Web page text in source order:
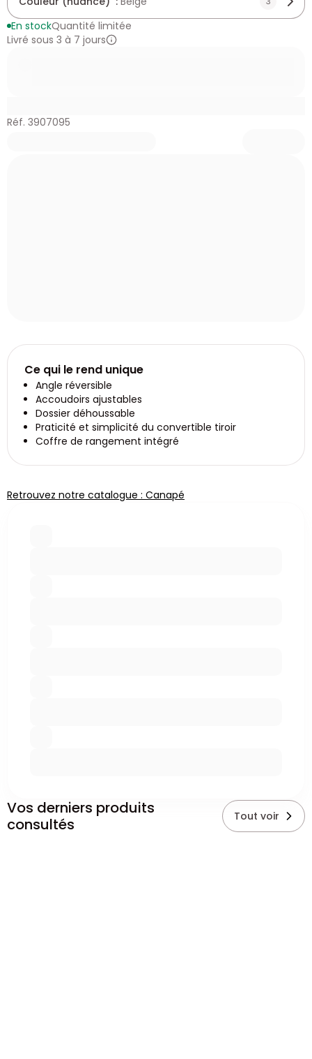
En stockQuantité limitée
Livré sous 3 à 7 jours
Réf. 3907095
Ce qui le rend unique
Angle réversible
Accoudoirs ajustables
Dossier déhoussable
Praticité et simplicité du convertible tiroir
Coffre de rangement intégré
Retrouvez notre catalogue : Canapé
Vos derniers produits
consultés
Tout voir